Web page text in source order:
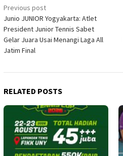
Post
navigation
Previous post
Junio JUNIOR Yogyakarta: Atlet
President Junior Tennis Sabet
Gelar Juara Usai Menangi Laga All
Jatim Final
RELATED POSTS